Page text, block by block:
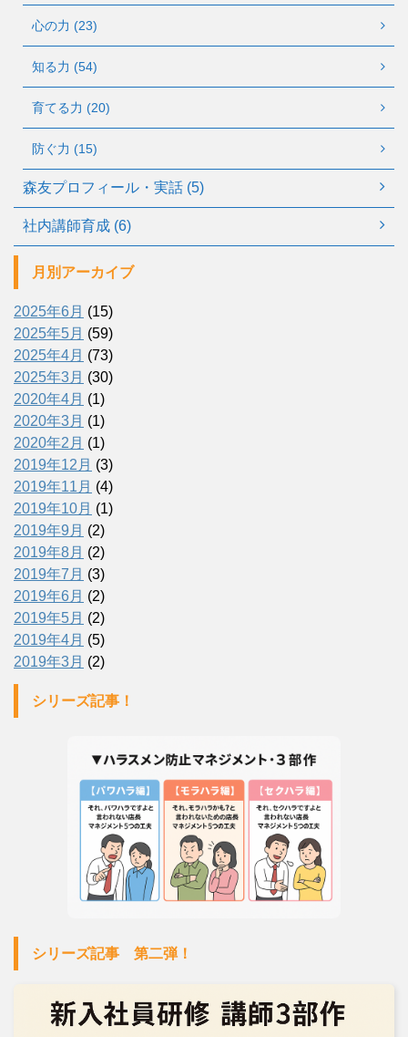
心の力 (23)
知る力 (54)
育てる力 (20)
防ぐ力 (15)
森友プロフィール・実話 (5)
社内講師育成 (6)
月別アーカイブ
2025年6月 (15)
2025年5月 (59)
2025年4月 (73)
2025年3月 (30)
2020年4月 (1)
2020年3月 (1)
2020年2月 (1)
2019年12月 (3)
2019年11月 (4)
2019年10月 (1)
2019年9月 (2)
2019年8月 (2)
2019年7月 (3)
2019年6月 (2)
2019年5月 (2)
2019年4月 (5)
2019年3月 (2)
シリーズ記事！
シリーズ記事 第二弾！